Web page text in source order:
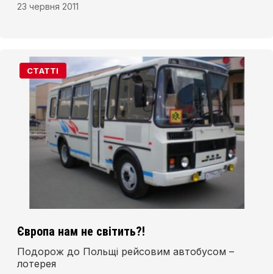
23 червня 2011
СТАТТІ
Європа нам не світить?!
Подорож до Польщі рейсовим автобусом –
лотерея